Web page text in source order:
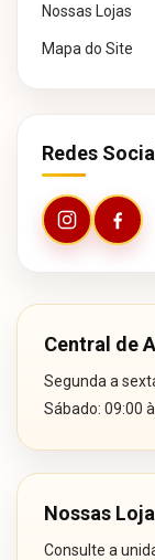
Nossas Lojas
Mapa do Site
Redes
Central de
Segunda a
Sábado: 09:00
Nossas
Consulte a